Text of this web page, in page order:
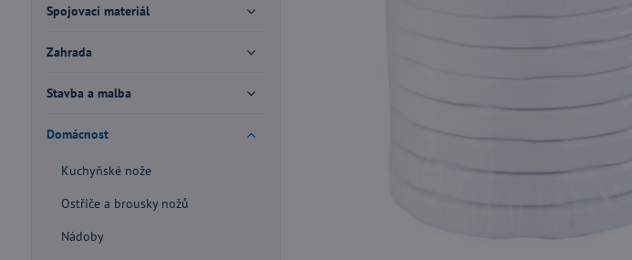
Spojovací materiál
Zahrada
Stavba a malba
Domácnost
Kuchyňské nože
Ostřiče a brousky nožů
Nádoby